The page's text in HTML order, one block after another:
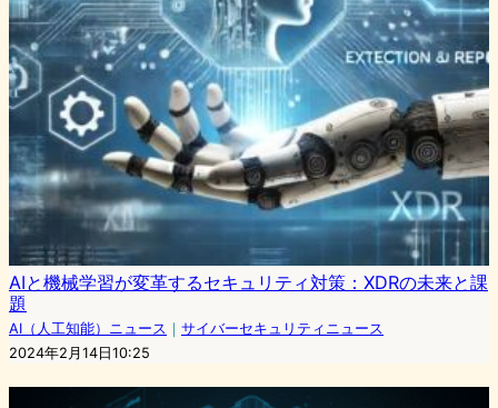
AIと機械学習が変革するセキュリティ対策：XDRの未来と課
題
AI（人工知能）ニュース ｜ サイバーセキュリティニュース
2024年2月14日10:25